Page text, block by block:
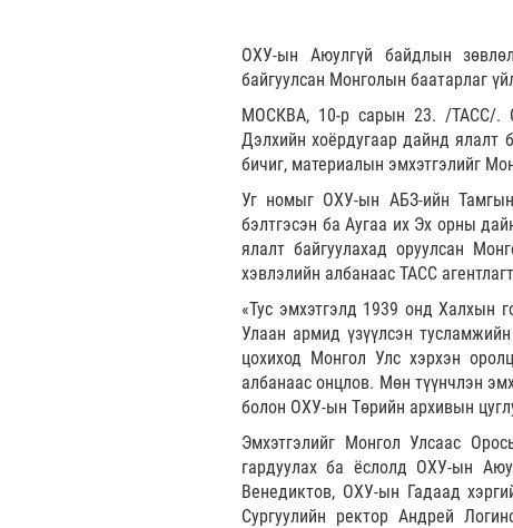
ОХУ-ын Аюулгүй байдлын
байгуулсан Монголын баатарлаг
МОСКВА, 10-р сарын 23. /ТАСС/.
Дэлхийн хоёрдугаар дайнд ялалт
бичиг, материалын эмхэтгэлийг
Уг номыг ОХУ-ын АБЗ-ийн
бэлтгэсэн ба Аугаа их Эх орны
ялалт байгуулахад оруулсан
хэвлэлийн албанаас ТАСС
«Тус эмхэтгэлд 1939 онд Халхын
Улаан армид үзүүлсэн
цохиход Монгол Улс хэрхэн
албанаас онцлов. Мөн түүнчлэн
болон ОХУ-ын Төрийн архивын
Эмхэтгэлийг Монгол Улсаас
гардуулах ба ёслолд ОХУ-ын
Венедиктов, ОХУ-ын Гадаад
Сургуулийн ректор Андрей